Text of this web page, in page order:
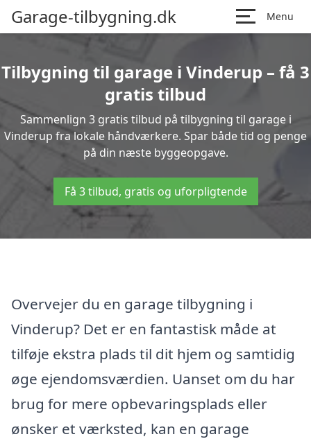
Garage-tilbygning.dk Menu
Tilbygning til garage i Vinderup – få 3
gratis tilbud
Sammenlign 3 gratis tilbud på tilbygning til garage i
Vinderup fra lokale håndværkere. Spar både tid og penge
på din næste byggeopgave.
Få 3 tilbud, gratis og uforpligtende
Overvejer du en garage tilbygning i
Vinderup? Det er en fantastisk måde at
tilføje ekstra plads til dit hjem og samtidig
øge ejendomsværdien. Uanset om du har
brug for mere opbevaringsplads eller
ønsker et værksted, kan en garage